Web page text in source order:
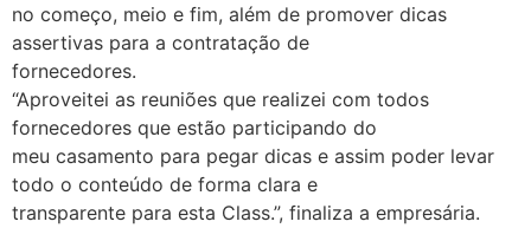
no começo, meio e fim, além de promover dicas
assertivas para a contratação de
fornecedores.
“Aproveitei as reuniões que realizei com todos
fornecedores que estão participando do
meu casamento para pegar dicas e assim poder levar
todo o conteúdo de forma clara e
transparente para esta Class.”, finaliza a empresária.